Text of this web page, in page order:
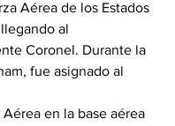
Aérea de los Estados
al
Coronel. Durante la
fue asignado al
Aérea en la base aérea